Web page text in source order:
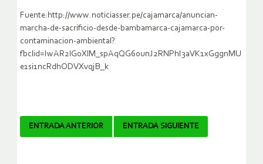
Fuente:http://www.noticiasser.pe/cajamarca/anuncian-
marcha-de-sacrificio-desde-bambamarca-cajamarca-por-
contaminacion-ambiental?
fbclid=IwAR2lG0XlM_spAqQG6ounJ2RNPhI3aVK1xGggnMU
e1si1ncRdhODVXvqjB_k
Navegador
ENTRADA ANTERIOR ENTRADA SIGUIENTE